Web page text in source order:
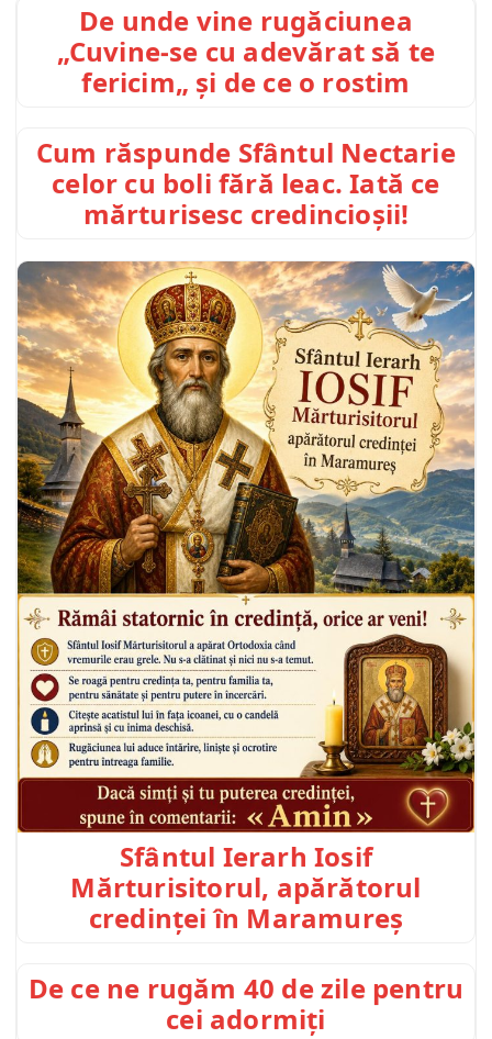
De unde vine rugăciunea
„Cuvine-se cu adevărat să te
fericim„ și de ce o rostim
Cum răspunde Sfântul Nectarie
celor cu boli fără leac. Iată ce
mărturisesc credincioșii!
Sfântul Ierarh Iosif
Mărturisitorul, apărătorul
credinței în Maramureș
De ce ne rugăm 40 de zile pentru
cei adormiți